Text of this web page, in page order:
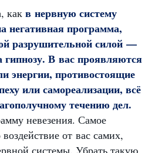
как в нервную систему
негативная программа,
разрушительной силой —
гипнозу. В вас проявляются
энергии, противостоящие
или самореализации, всё
течению дел.
невезения. Самое
от вас самих,
системы. Убрать такую